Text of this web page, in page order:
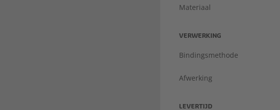
Materiaal
VERWERKING
Bindingsmethode
Afwerking
LEVERTIJD